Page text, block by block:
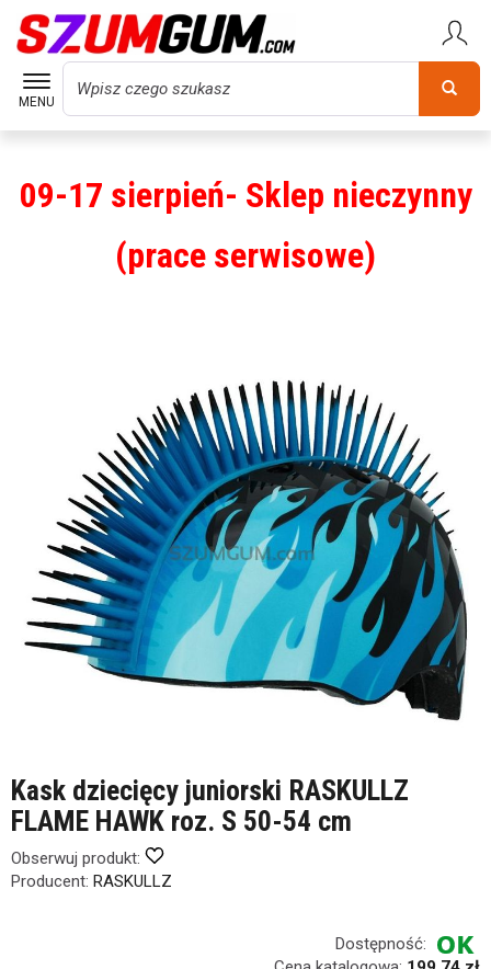
09-17 sierpień- Sklep nieczynny
(prace serwisowe)
MENU
Wyszukaj
Kask dziecięcy juniorski RASKULLZ
FLAME HAWK roz. S 50-54 cm
Obserwuj produkt:
Producent: RASKULLZ
Dostępność: